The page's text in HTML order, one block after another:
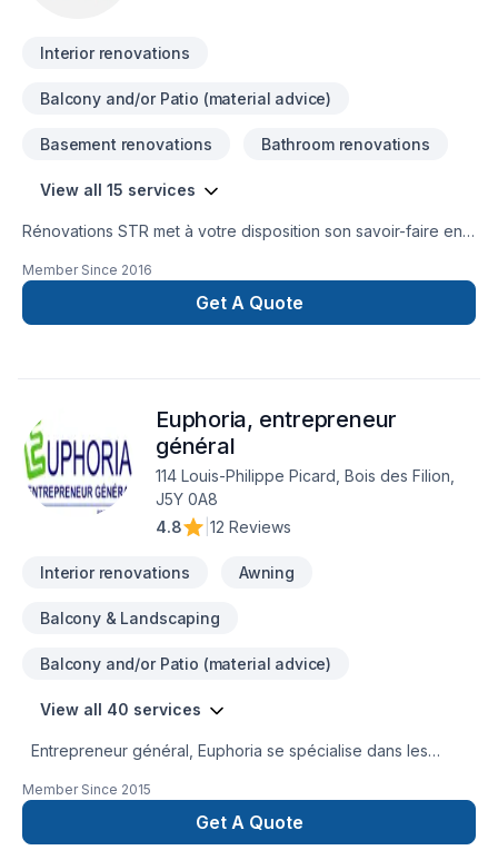
Interior renovations
Balcony and/or Patio (material advice)
Basement renovations Bathroom renovations
View all 15 services
Rénovations STR met à votre disposition son savoir-faire en
Démolition, Escalier et rampe, Foyer et poêle, Gypse,
Insonorisation, Meubles, Patio, Peinture, Plancher, Salle de
bain, Solarium, Soudeur, Sous-sol, Tirage de joint pour
attentes. Nous sommes impatients de collaborer avec vous
pour concrétiser votre projet.
Member Since 2016
Get A Quote
Euphoria, entrepreneur
général
114 Louis-Philippe Picard, Bois des Filion,
J5Y 0A8
4.8
12 Reviews
Interior renovations Awning
Balcony & Landscaping
Balcony and/or Patio (material advice)
View all 40 services
Entrepreneur général, Euphoria se spécialise dans les
une liste non exhaustive des services offerts :- Prise en
charge de projet du plan à la finition - projet clé en main-
Service de conception (plan de construction)- Travail en
Member Since 2015
Get A Quote